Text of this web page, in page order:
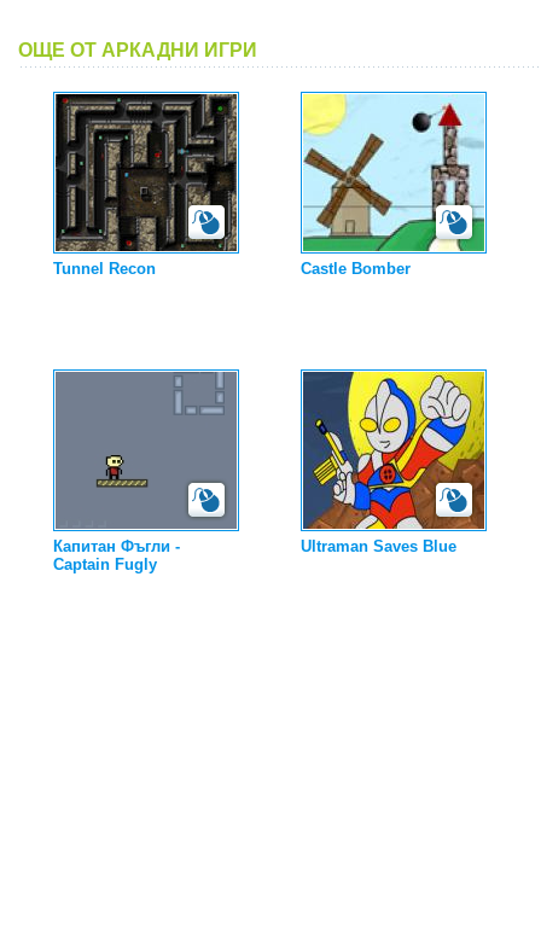
ОЩЕ ОТ АРКАДНИ ИГРИ
Tunnel Recon Castle Bomber
Капитан Фъгли -
Captain Fugly
Ultraman Saves Blue